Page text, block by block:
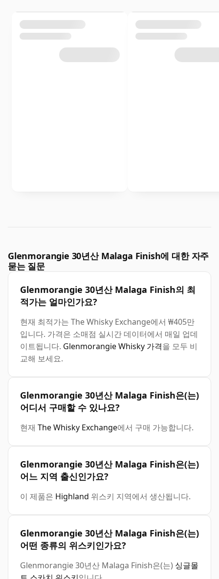
Glenmorangie 30년산 Malaga Finish에 대한 자주
묻는 질문
Glenmorangie 30년산 Malaga Finish의 최
적가는 얼마인가요?
현재 최적가는 The Whisky Exchange에서 ₩405만
입니다. 가격은 소매점 실시간 데이터에서 매일 업데
이트됩니다. Glenmorangie Whisky 가격을 모두 비
교해 보세요.
Glenmorangie 30년산 Malaga Finish은(는)
어디서 구매할 수 있나요?
현재 The Whisky Exchange에서 구매 가능합니다.
Glenmorangie 30년산 Malaga Finish은(는)
어느 지역 출신인가요?
이 제품은 Highland 위스키 지역에서 생산됩니다.
Glenmorangie 30년산 Malaga Finish은(는)
어떤 종류의 위스키인가요?
Glenmorangie 30년산 Malaga Finish은(는) 싱글몰